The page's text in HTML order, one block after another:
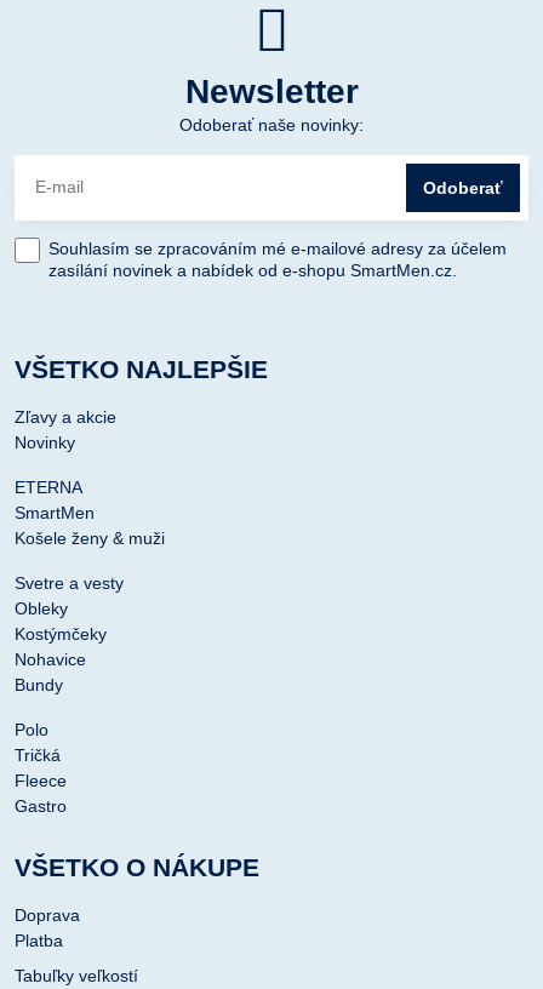
Newsletter
Odoberať naše novinky:
Odoberať
Souhlasím se zpracováním mé e-mailové adresy za účelem
zasílání novinek a nabídek od e-shopu SmartMen.cz.
VŠETKO NAJLEPŠIE
Zľavy a akcie
Novinky
ETERNA
SmartMen
Košele ženy & muži
Svetre a vesty
Obleky
Kostýmčeky
Nohavice
Bundy
Polo
Tričká
Fleece
Gastro
VŠETKO O NÁKUPE
Doprava
Platba
Tabuľky veľkostí